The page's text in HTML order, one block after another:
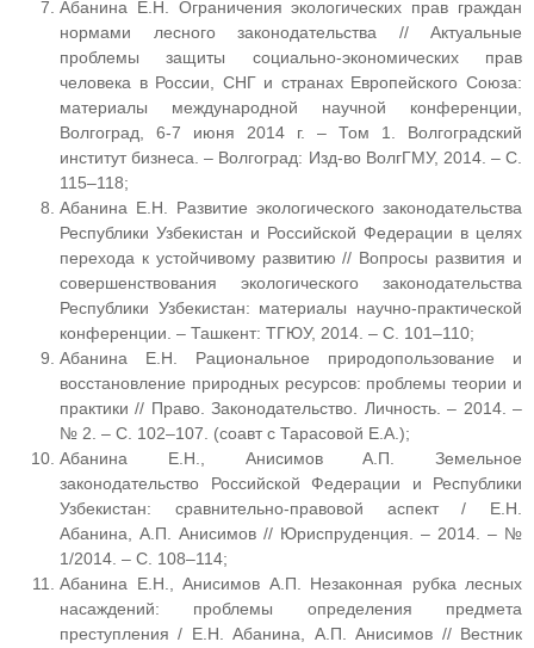
Абанина Е.Н. Ограничения экологических прав граждан
нормами лесного законодательства // Актуальные
проблемы защиты социально-экономических прав
человека в России, СНГ и странах Европейского Союза:
материалы международной научной конференции,
Волгоград, 6-7 июня 2014 г. – Том 1. Волгоградский
институт бизнеса. – Волгоград: Изд-во ВолгГМУ, 2014. – С.
115–118;
Абанина Е.Н. Развитие экологического законодательства
Республики Узбекистан и Российской Федерации в целях
перехода к устойчивому развитию // Вопросы развития и
совершенствования экологического законодательства
Республики Узбекистан: материалы научно-практической
конференции. – Ташкент: ТГЮУ, 2014. – С. 101–110;
Абанина Е.Н. Рациональное природопользование и
восстановление природных ресурсов: проблемы теории и
практики // Право. Законодательство. Личность. – 2014. –
№ 2. – С. 102–107. (соавт с Тарасовой Е.А.);
Абанина Е.Н., Анисимов А.П. Земельное
законодательство Российской Федерации и Республики
Узбекистан: сравнительно-правовой аспект / Е.Н.
Абанина, А.П. Анисимов // Юриспруденция. – 2014. – №
1/2014. – С. 108–114;
Абанина Е.Н., Анисимов А.П. Незаконная рубка лесных
насаждений: проблемы определения предмета
преступления / Е.Н. Абанина, А.П. Анисимов // Вестник